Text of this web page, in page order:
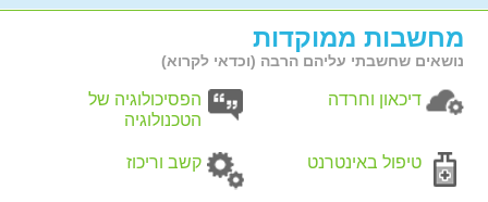
מחשבות ממוקדות
נושאים שחשבתי עליהם הרבה (וכדאי לקרוא)
דיכאון וחרדה
הפסיכולוגיה של
הטכנולוגיה
טיפול באינטרנט קשב וריכוז